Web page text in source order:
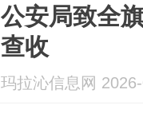
公安局致全
查收
玛拉沁信息网